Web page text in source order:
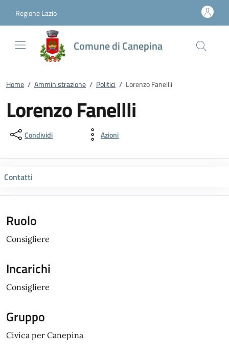
Regione Lazio
Comune di Canepina
Home / Amministrazione / Politici / Lorenzo Fanellli
Lorenzo Fanellli
Condividi Azioni
Contatti
Ruolo
Consigliere
Incarichi
Consigliere
Gruppo
Civica per Canepina